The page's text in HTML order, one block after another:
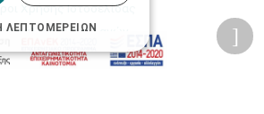
Χρήσης Ιστοσελίδας
συναλλαγών
Ασφάλειας Πληροφοριών
ΛΕΠΤΟΜΕΡΕΙΏΝ